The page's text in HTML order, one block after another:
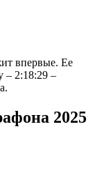
впервые. Ее
– 2:18:29 –
2025